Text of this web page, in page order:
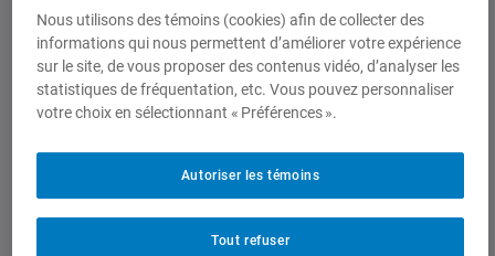
d’autochtonisation et de décolonisation
? Quelles sont les théories et surtout les
pratiques pour mettre en œuvre
l’autochtonisation dans une institution ?
L’édition 2022 de ce colloque est
organisée en partenariat entre les trois
pôles du CIÉRA et le Groupe de
Nous utilisons des témoins (cookies) afin de collecter des
informations qui nous permettent d’améliorer votre expérience
sur le site, de vous proposer des contenus vidéo, d’analyser les
statistiques de fréquentation, etc. Vous pouvez personnaliser
votre choix en sélectionnant « Préférences ».
Tout refuser
Autoriser les témoins